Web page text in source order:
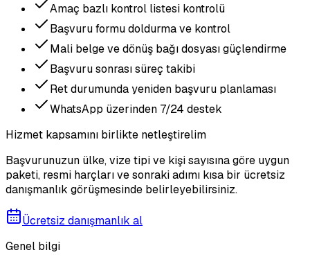
Amaç bazlı kontrol listesi kontrolü
Başvuru formu doldurma ve kontrol
Mali belge ve dönüş bağı dosyası güçlendirme
Başvuru sonrası süreç takibi
Ret durumunda yeniden başvuru planlaması
WhatsApp üzerinden 7/24 destek
Hizmet kapsamını birlikte netleştirelim
Başvurunuzun ülke, vize tipi ve kişi sayısına göre uygun
paketi, resmi harçları ve sonraki adımı kısa bir ücretsiz
danışmanlık görüşmesinde belirleyebilirsiniz.
Ücretsiz danışmanlık al
Genel bilgi